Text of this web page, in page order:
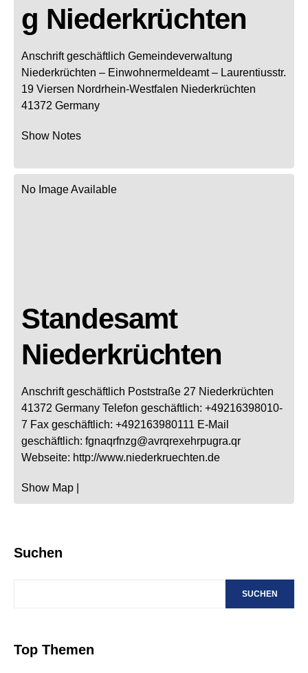
g Niederkrüchten
Anschrift geschäftlich Gemeindeverwaltung
Niederkrüchten – Einwohnermeldeamt – Laurentiusstr.
19 Viersen Nordrhein-Westfalen Niederkrüchten
41372 Germany
Show Notes
No Image Available
Standesamt
Niederkrüchten
Anschrift geschäftlich Poststraße 27 Niederkrüchten
41372 Germany Telefon geschäftlich: +49216398010-
7 Fax geschäftlich: +492163980111 E-Mail
geschäftlich: fgnaqrfnzg@avrqrexehrpugra.qr
Webseite: http://www.niederkruechten.de
Show Map
Suchen
SUCHEN
Top Themen